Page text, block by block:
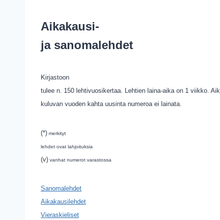
Aikakausi-
ja sanomalehdet
Kirjastoon
tulee n. 150 lehtivuosikertaa. Lehtien laina-aika on 1 viikko.
kuluvan vuoden kahta uusinta numeroa ei lainata.
(*) merkityt
lehdet ovat lahjoituksia
(v) vanhat numerot varastossa
Sanomalehdet
Aikakausilehdet
Vieraskieliset